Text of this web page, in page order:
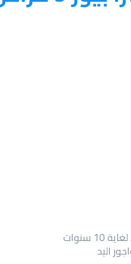
سنوات
اليد